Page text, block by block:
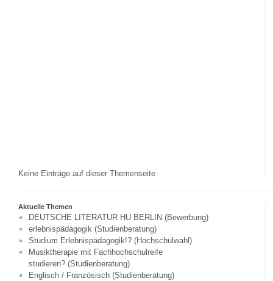
Keine Einträge auf dieser Themenseite
Aktuelle Themen
DEUTSCHE LITERATUR HU BERLIN (Bewerbung)
erlebnispädagogik (Studienberatung)
Studium Erlebnispädagogik!? (Hochschulwahl)
Musiktherapie mit Fachhochschulreife
studieren? (Studienberatung)
Englisch / Französisch (Studienberatung)